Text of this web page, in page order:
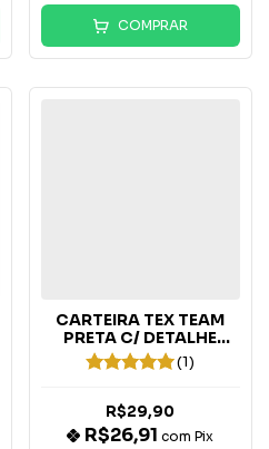
COMPRAR
CARTEIRA TEX TEAM
PRETA C/ DETALHE
VERDE (1)
R$29,90
R$26,91com Pix